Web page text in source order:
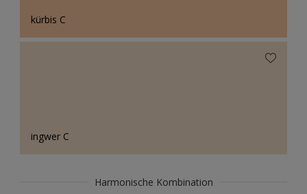
kürbis C
ingwer C
Harmonische Kombination